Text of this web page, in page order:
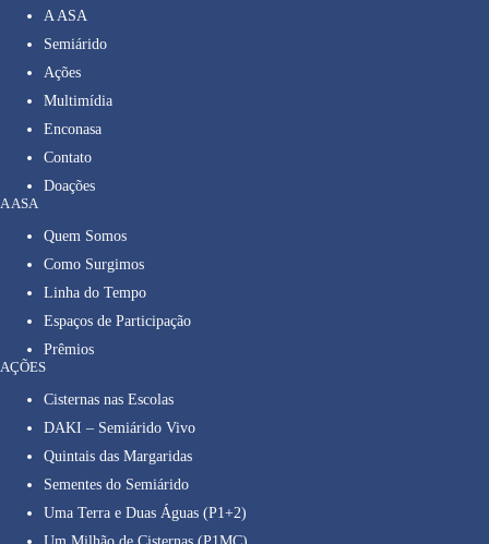
A ASA
Semiárido
Ações
Multimídia
Enconasa
Contato
Doações
A ASA
Quem Somos
Como Surgimos
Linha do Tempo
Espaços de Participação
Prêmios
AÇÕES
Cisternas nas Escolas
DAKI – Semiárido Vivo
Quintais das Margaridas
Sementes do Semiárido
Uma Terra e Duas Águas (P1+2)